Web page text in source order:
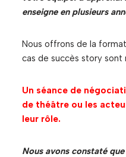
enseigne en plusieurs
Nous offrons de la
cas de succès story
Un séance de
de théâtre ou les
leur rôle.
Nous avons constaté